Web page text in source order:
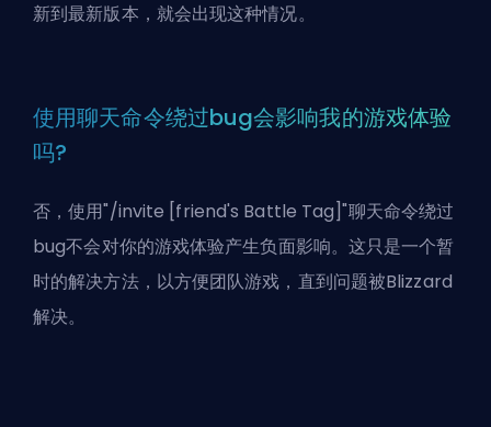
新到最新版本，就会出现这种情况。
使用聊天命令绕过bug会影响我的游戏体验
吗?
否，使用"/invite [friend's Battle Tag]"聊天命令绕过
bug不会对你的游戏体验产生负面影响。这只是一个暂
时的解决方法，以方便团队游戏，直到问题被Blizzard
解决。